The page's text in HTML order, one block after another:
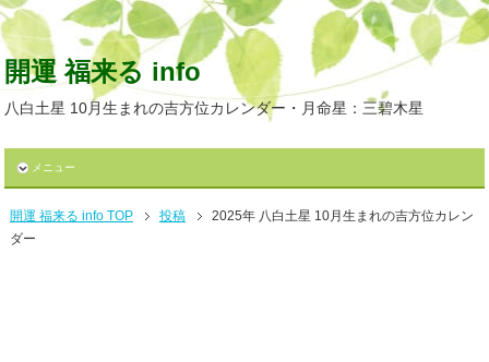
開運 福来る info
八白土星 10月生まれの吉方位カレンダー・月命星：三碧木星
メニュー
開運 福来る info TOP 投稿
2025年 八白土星 10月生まれの吉方位カレン
ダー